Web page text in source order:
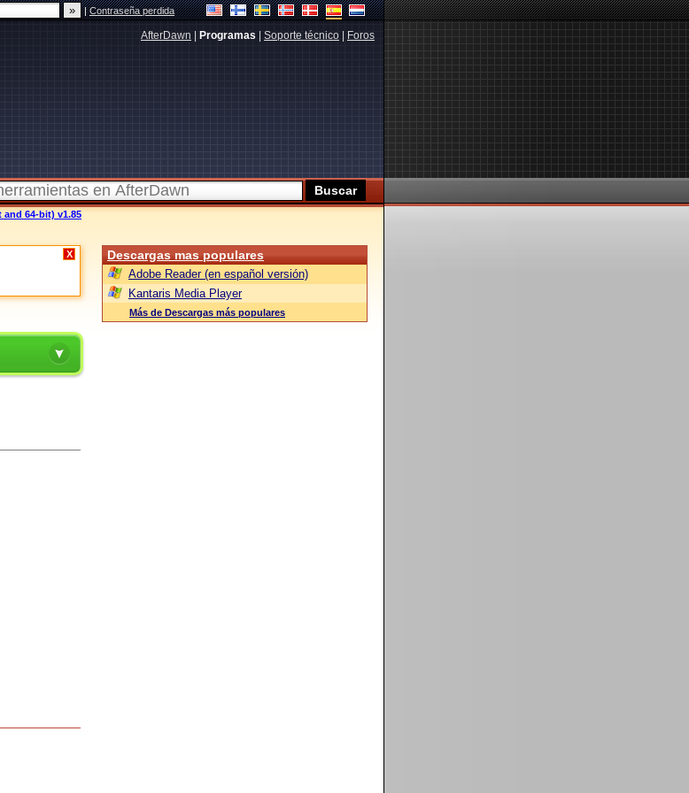
|Contraseña perdida
AfterDawn Programas Soporte técnico Foros
and 64-bit) v1.85
X Descargas mas populares
Adobe Reader (en español versión)
Kantaris Media Player
Más de Descargas más populares